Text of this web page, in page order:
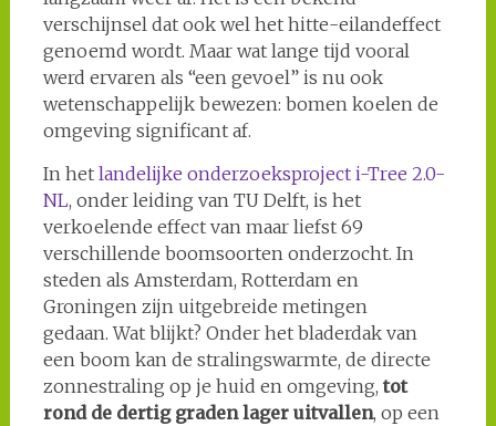
verschijnsel dat ook wel het hitte-eilandeffect
genoemd wordt. Maar wat lange tijd vooral
werd ervaren als “een gevoel” is nu ook
wetenschappelijk bewezen: bomen koelen de
omgeving significant af.
In het landelijke onderzoeksproject i-Tree 2.0-
NL, onder leiding van TU Delft, is het
verkoelende effect van maar liefst 69
verschillende boomsoorten onderzocht. In
steden als Amsterdam, Rotterdam en
Groningen zijn uitgebreide metingen
gedaan. Wat blijkt? Onder het bladerdak van
een boom kan de stralingswarmte, de directe
zonnestraling op je huid en omgeving,tot
rond de dertig graden lager uitvallen, op een